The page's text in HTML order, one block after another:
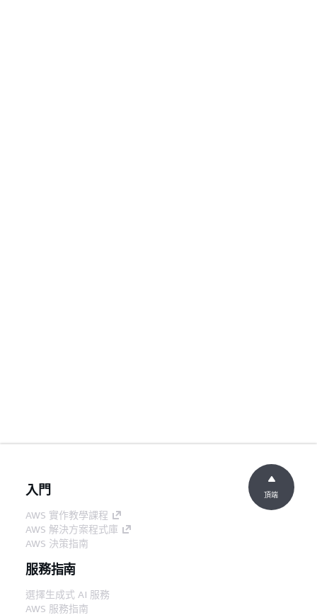
入門
AWS 實作教學課程
AWS 解決方案程式庫
AWS 決策指南
服務指南
選擇生成式 AI 服務
AWS 服務指南
頂端